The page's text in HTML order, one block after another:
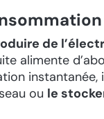
de
alimente
instantanée,
ou le